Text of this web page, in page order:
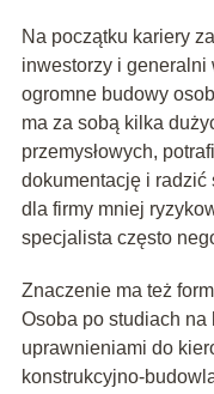
Na początku kariery
inwestorzy i
ogromne budowy
ma za sobą kilka
przemysłowych,
dokumentację i radzić
dla firmy mniej
specjalista często
Znaczenie ma też
Osoba po studiach
uprawnieniami do
konstrukcyjno-